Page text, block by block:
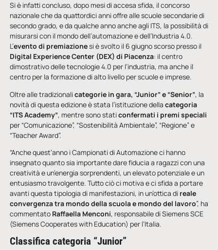
Si è infatti concluso, dopo mesi di accesa sfida, il concorso
nazionale che da quattordici anni offre alle scuole secondarie di
secondo grado, e da qualche anno anche agli ITS, la possibilità di
misurarsi con il mondo dell’automazione e dell’Industria 4.0.
L’evento di premiazionesi è svolto il 6 giugno scorso presso il
Digital Experience Center (DEX) di Piacenza: il centro
dimostrativo delle tecnologie 4.0 per l’industria, ma anche il
centro per la formazione di alto livello per scuole e imprese.
Oltre alle tradizionalicategorie in gara, “Junior” e “Senior”, la
novità di questa edizione è stata l’istituzione della categoria
“ITS Academy”, mentre sono staticonfermati i premi speciali
per “Comunicazione”, “Sostenibilità Ambientale”, “Regione” e
“Teacher Award”.
“Anche quest’anno i Campionati di Automazione ci hanno
insegnato quanto sia importante dare fiducia a ragazzi con una
creatività e un’energia sorprendenti, un elevato potenziale e un
entusiasmo travolgente. Tutto ciò ci motiva e ci sfida a portare
avanti questa tipologia di manifestazioni, in un’ottica di reale
convergenza tra mondo della scuola e mondo del lavoro”, ha
commentato Raffaella Menconi, responsabile di Siemens SCE
(Siemens Cooperates with Education) per l’Italia.
Classifica categoria “Junior”